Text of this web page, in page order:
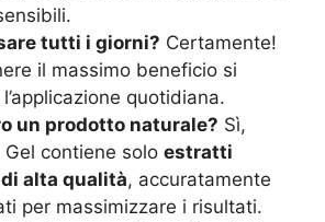
tutti i giorni? Certamente!
il massimo beneficio si
quotidiana.
un prodotto naturale? Sì,
Gel contiene solo estratti
alta qualità, accuratamente
per massimizzare i risultati.